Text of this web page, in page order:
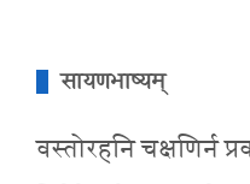
सायणभाष्यम्
वस्तोरहनि चक्षणिर्न